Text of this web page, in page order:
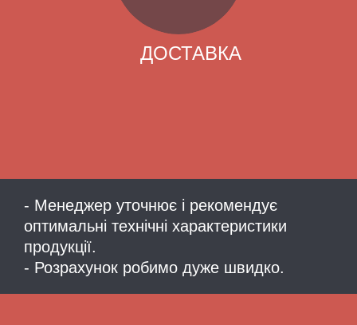
ДОСТАВКА
- Менеджер уточнює і рекомендує
оптимальні технічні характеристики
продукції.
- Розрахунок робимо дуже швидко.